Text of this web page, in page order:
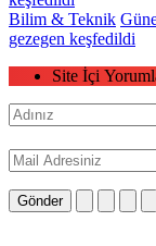
Bilim & Teknik
gezegen keşfedildi
Site İçi
Gönder